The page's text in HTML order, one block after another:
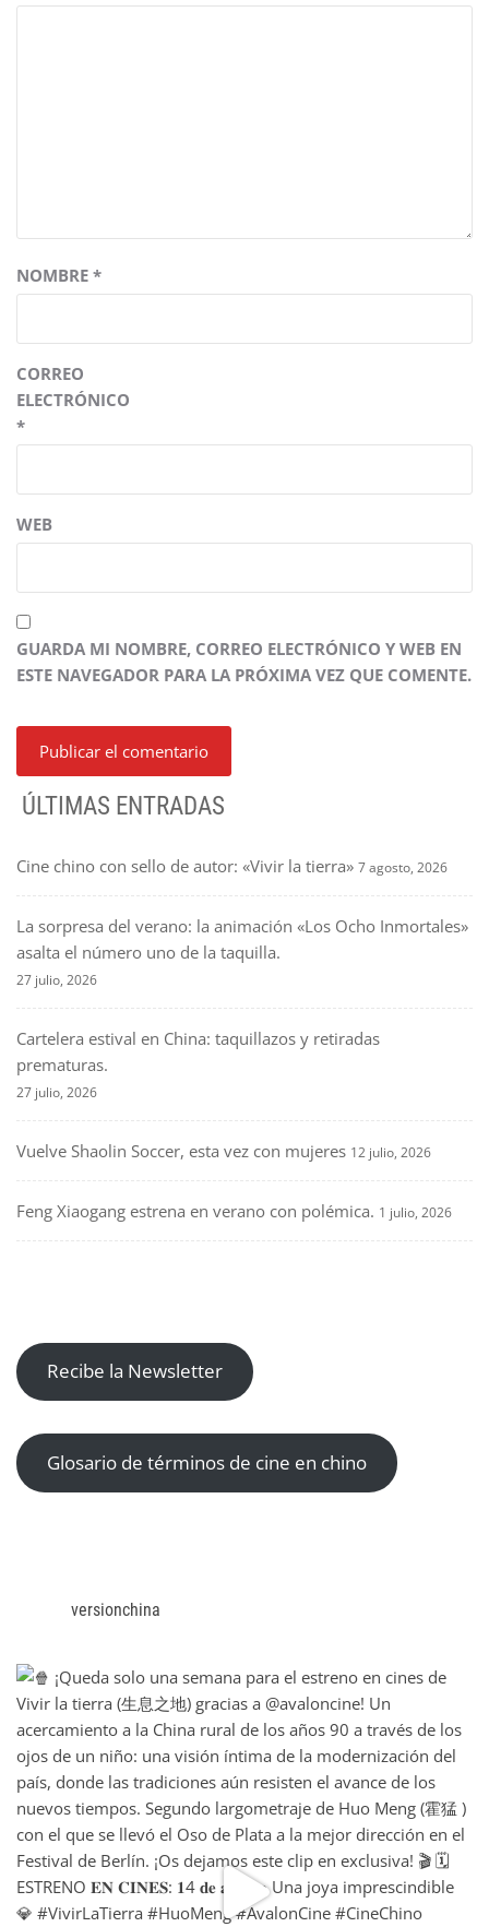
NOMBRE *
CORREO
ELECTRÓNICO
*
WEB
GUARDA MI NOMBRE, CORREO ELECTRÓNICO Y WEB EN
ESTE NAVEGADOR PARA LA PRÓXIMA VEZ QUE COMENTE.
ÚLTIMAS ENTRADAS
Cine chino con sello de autor: «Vivir la tierra» 7 agosto, 2026
La sorpresa del verano: la animación «Los Ocho Inmortales»
asalta el número uno de la taquilla.
27 julio, 2026
Cartelera estival en China: taquillazos y retiradas
prematuras.
27 julio, 2026
Vuelve Shaolin Soccer, esta vez con mujeres 12 julio, 2026
Feng Xiaogang estrena en verano con polémica. 1 julio, 2026
Recibe la Newsletter
Glosario de términos de cine en chino
versionchina